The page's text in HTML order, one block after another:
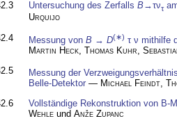
Untersuchung des Zerfalls B→τντ
Urquijo
Messung von B → D(∗) τ ν mithilfe
Martin Heck Thomas Kuhr
Messung der
Belle-Detektor — Michael Feindt
Vollständige Rekonstruktion von B-
Wehle und Anže Zupanc